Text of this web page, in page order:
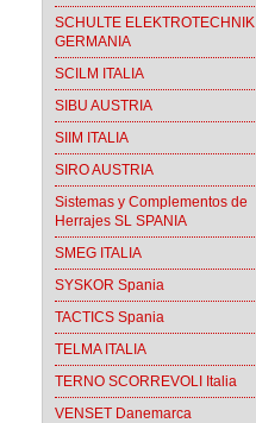
SCHULTE ELEKTROTECHNIK
GERMANIA
SCILM ITALIA
SIBU AUSTRIA
SIIM ITALIA
SIRO AUSTRIA
Sistemas y Complementos de
Herrajes SL SPANIA
SMEG ITALIA
SYSKOR Spania
TACTICS Spania
TELMA ITALIA
TERNO SCORREVOLI Italia
VENSET Danemarca